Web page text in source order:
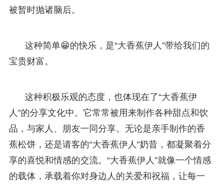
被暂时抛诸脑后。
这种简单😁的快乐，是“大香蕉伊人”带给我们的
宝贵财富。
这种积极乐观的态度，也体现在了“大香蕉伊
人”的分享文化中。它常常被用来制作各种甜点和饮
品，与家人、朋友一同分享。无论是亲手制作的香
蕉松饼，还是请客的“大香蕉伊人”奶昔，都凝聚着分
享的喜悦和情感的交流。“大香蕉伊人”就像一个情感
的载体，承载着你对身边人的关爱和祝福，让每一